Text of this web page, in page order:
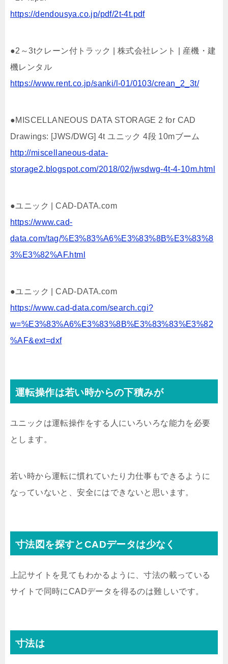
https://dendousya.co.jp/pdf/2t-4t.pdf
●2～3tクレーン付トラック | 株式会社レント | 産機・建
機レンタル
https://www.rent.co.jp/sanki/l-01/0103/crean_2_3t/
●MISCELLANEOUS DATA STORAGE 2 for CAD
Drawings: [JWS/DWG] 4t ユニック 4段 10mブーム
http://miscellaneous-data-
storage2.blogspot.com/2018/02/jwsdwg-4t-4-10m.html
●ユニック | CAD-DATA.com
https://www.cad-
data.com/tag/%E3%83%A6%E3%83%8B%E3%83%8
3%E3%82%AF.html
●ユニック | CAD-DATA.com
https://www.cad-data.com/search.cgi?
w=%E3%83%A6%E3%83%8B%E3%83%83%E3%82
%AF&ext=dxf
運転操作は若い時からの下積みが
ユニックは運転操作をする人にいろいろな能力を必要
とします。
若い時から運転に慣れていたり力仕事もできるように
なっていないと、安全にはできないと思います。
寸法図を探すとCADデータは少なく
上記サイトを見てもわかるように、寸法の載っている
サイトで同時にCADデータを得るのは難しいです。
寸法は